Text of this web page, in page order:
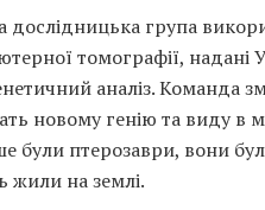
дослідницька група
томографії, надані
аналіз. Команда
новому генію та виду в
були птерозаври, вони
жили на землі.